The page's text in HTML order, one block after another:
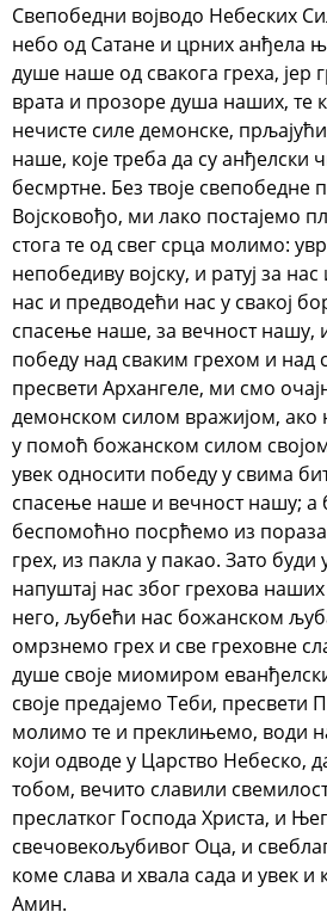
Свепобедни војводо Небеских
небо од Сатане и црних анђела
душе наше од свакога греха, јер
врата и прозоре душа наших, те
нечисте силе демонске,
наше, које треба да су анђелски
бесмртне. Без твоје свепобедне
Војсковођо, ми лако постајемо
стога те од свег срца молимо:
непобедиву војску, и ратуј за
нас и предводећи нас у свакој
спасење наше, за вечност нашу,
победу над сваким грехом и над
пресвети Архангеле, ми смо
демонском силом вражијом, ако
у помоћ божанском силом
увек односити победу у свима
спасење наше и вечност нашу; а
беспомоћно посрћемо из пораза
грех, из пакла у пакао. Зато
напуштај нас због грехова
него, љубећи нас божанском
омрзнемо грех и све греховне
душе своје миомиром
своје предајемо Теби, пресвети
молимо те и преклињемо, води
који одводе у Царство Небеско,
тобом, вечито славили
преслатког Господа Христа, и
свечовекољубивог Оца, и
коме слава и хвала сада и увек и
Амин.